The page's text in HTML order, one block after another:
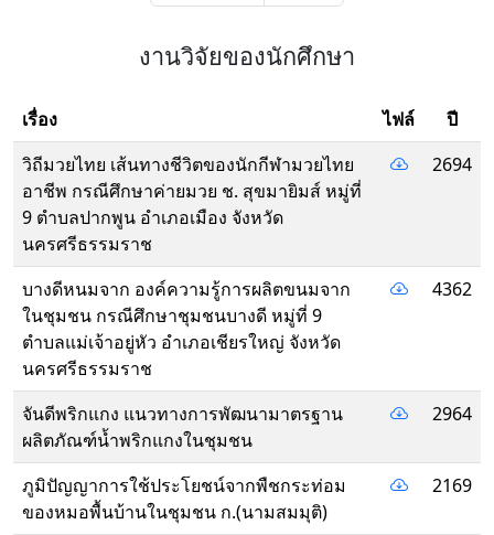
งานวิจัยของนักศึกษา
เรื่อง ไฟล์
ปี
วิถีมวยไทย เส้นทางชีวิตของนักกีฬามวยไทย
อาชีพ กรณีศึกษาค่ายมวย ช. สุขมายิมส์ หมู่ที่
9 ตำบลปากพูน อำเภอเมือง จังหวัด
นครศรีธรรมราช
2694
บางดีหนมจาก องค์ความรู้การผลิตขนมจาก
ในชุมชน กรณีศึกษาชุมชนบางดี หมู่ที่ 9
ตำบลแม่เจ้าอยู่หัว อำเภอเชียรใหญ่ จังหวัด
นครศรีธรรมราช
4362
จันดีพริกแกง แนวทางการพัฒนามาตรฐาน
ผลิตภัณฑ์น้ำพริกแกงในชุมชน
2964
ภูมิปัญญาการใช้ประโยชน์จากพืชกระท่อม
ของหมอพื้นบ้านในชุมชน ก.(นามสมมุติ)
2169